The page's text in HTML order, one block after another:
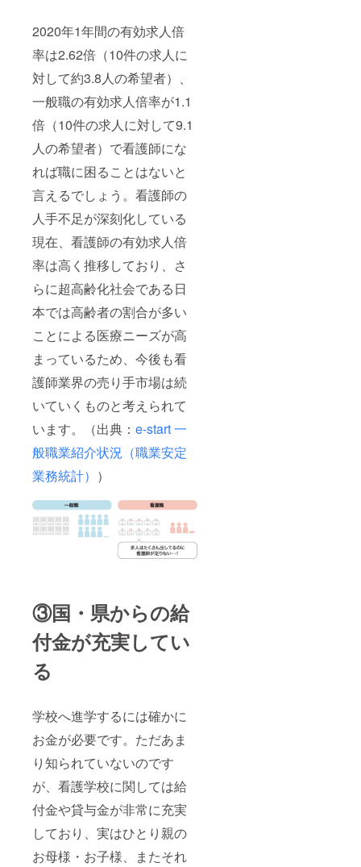
2020年1年間の有効求人倍
率は2.62倍（10件の求人に
対して約3.8人の希望者）、
一般職の有効求人倍率が1.1
倍（10件の求人に対して9.1
人の希望者）で看護師にな
れば職に困ることはないと
言えるでしょう。看護師の
人手不足が深刻化している
現在、看護師の有効求人倍
率は高く推移しており、さ
らに超高齢化社会である日
本では高齢者の割合が多い
ことによる医療ニーズが高
まっているため、今後も看
護師業界の売り手市場は続
いていくものと考えられて
います。（出典： e-start 一
般職業紹介状況（職業安定
業務統計） ）
③国・県からの給
付金が充実してい
る
学校へ進学するには確かに
お金が必要です。ただあま
り知られていないのです
が、看護学校に関しては給
付金や貸与金が非常に充実
しており、実はひとり親の
お母様・お子様、またそれ